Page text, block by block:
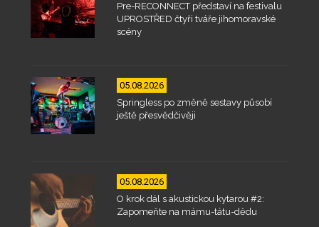
Pre-RECONNECT představí na festivalu
UPROSTŘED čtyři tváře jihomoravské
scény
05.08.2026
Springless po změně sestavy působí
ještě přesvědčivěji
05.08.2026
O krok dál s akustickou kytarou #2:
Zapomeňte na mámu-tátu-dědu